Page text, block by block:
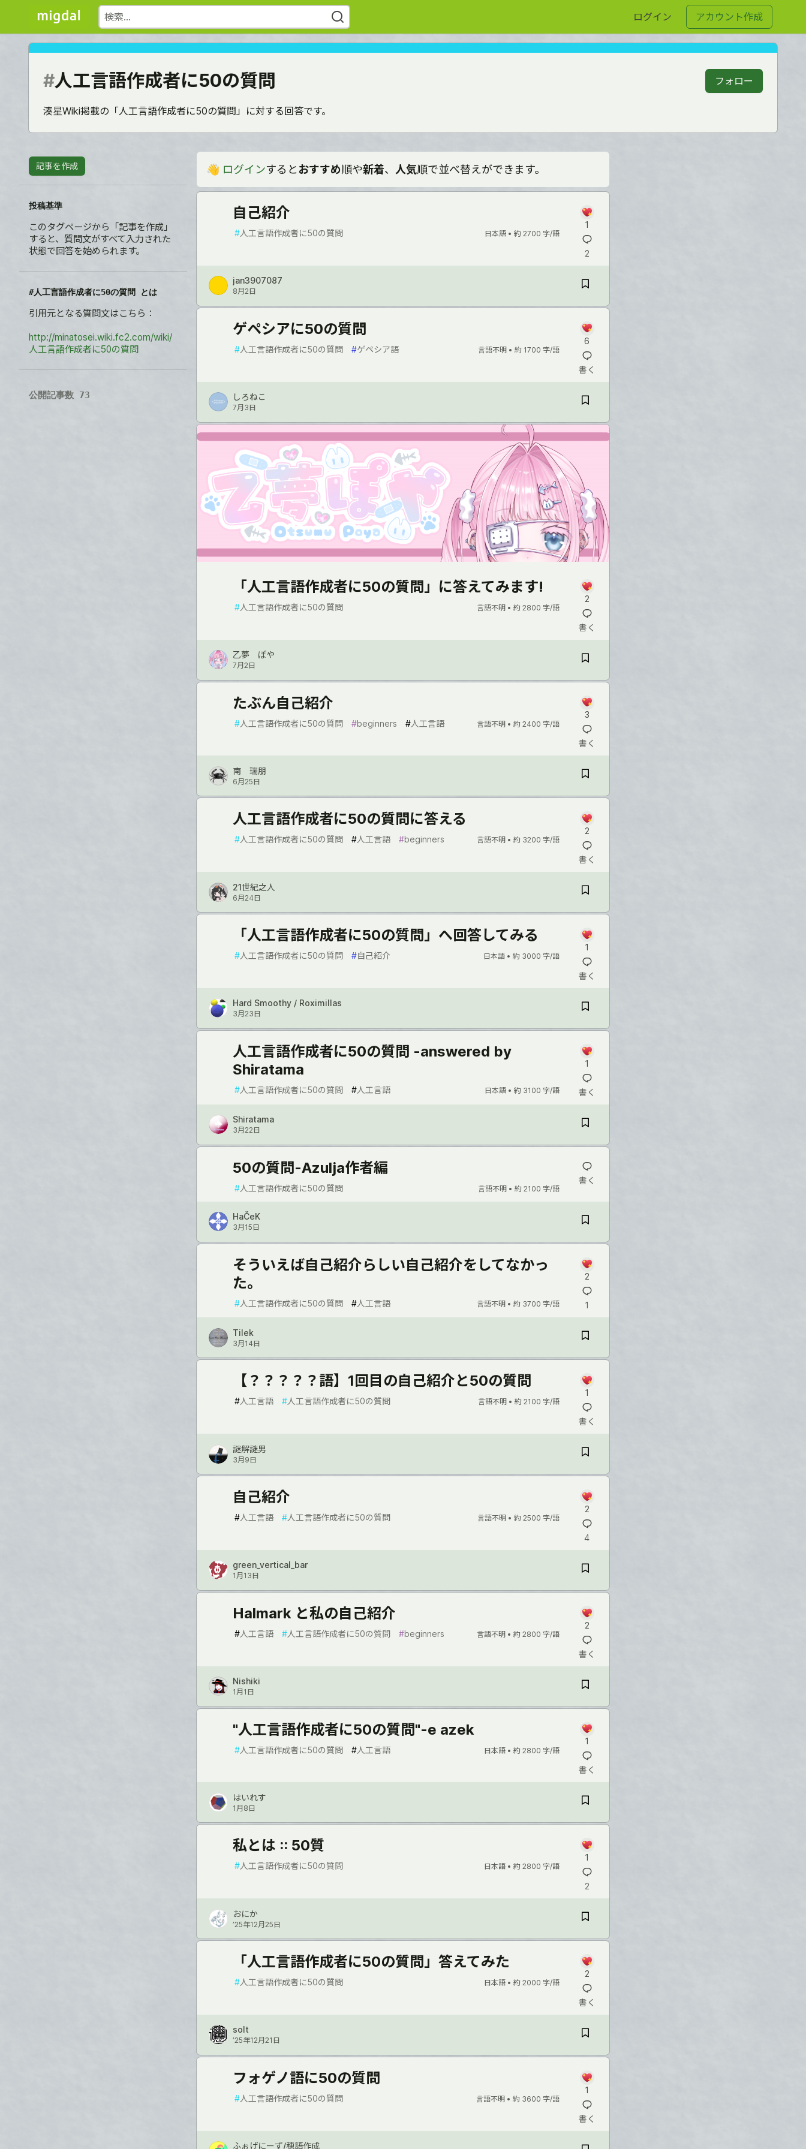
ログイン アカウント作成
#人工言語作成者に50の質問 フォロー
湊星Wiki掲載の「人工言語作成者に50の質問」に対する回答です。
記事を作成
投稿基準
このタグページから「記事を作成」
すると、質問文がすべて入力された
状態で回答を始められます。
#人工言語作成者に50の質問 とは
引用元となる質問文はこちら：
http://minatosei.wiki.fc2.com/wiki/
人工言語作成者に50の質問
公開記事数 73
👋 ログインするとおすすめ順や新着、 人気順で並べ替えができます。
自己紹介
#人工言語作成者に50の質問 日本語 • 約 2700 字/語
1
2
jan3907087
8月2日
ゲペシアに50の質問
#人工言語作成者に50の質問 #ゲペシア語 言語不明 • 約 1700 字/語
6
書く
しろねこ
7月3日
「人工言語作成者に50の質問」に答えてみます!
#人工言語作成者に50の質問 言語不明 • 約 2800 字/語
2
書く
乙夢 ぽや
7月2日
たぶん自己紹介
#人工言語作成者に50の質問 #beginners #人工言語 言語不明 • 約 2400 字/語
3
書く
南 瑞朋
6月25日
人工言語作成者に50の質問に答える
#人工言語作成者に50の質問 #人工言語 #beginners 言語不明 • 約 3200 字/語
2
書く
21世紀之人
6月24日
「人工言語作成者に50の質問」へ回答してみる
#人工言語作成者に50の質問 #自己紹介 日本語 • 約 3000 字/語
1
書く
Hard Smoothy / Roximillas
3月23日
人工言語作成者に50の質問 -answered by
Shiratama
#人工言語作成者に50の質問 #人工言語 日本語 • 約 3100 字/語
1
書く
Shiratama
3月22日
50の質問-Azulja作者編
#人工言語作成者に50の質問 言語不明 • 約 2100 字/語
書く
HaČeK
3月15日
そういえば自己紹介らしい自己紹介をしてなかっ
た。
#人工言語作成者に50の質問 #人工言語 言語不明 • 約 3700 字/語
2
1
Tilek
3月14日
【？？？？？語】1回目の自己紹介と50の質問
#人工言語 #人工言語作成者に50の質問 言語不明 • 約 2100 字/語
1
書く
謎解謎男
3月9日
自己紹介
#人工言語 #人工言語作成者に50の質問 言語不明 • 約 2500 字/語
2
4
green_vertical_bar
1月13日
Halmark と私の自己紹介
#人工言語 #人工言語作成者に50の質問 #beginners 言語不明 • 約 2800 字/語
2
書く
Nishiki
1月1日
"人工言語作成者に50の質問"-e azek
#人工言語作成者に50の質問 #人工言語 日本語 • 約 2800 字/語
1
書く
はいれす
1月8日
私とは :: 50質
#人工言語作成者に50の質問 日本語 • 約 2800 字/語
1
2
おにか
’25年12月25日
「人工言語作成者に50の質問」答えてみた
#人工言語作成者に50の質問 日本語 • 約 2000 字/語
2
書く
solt
’25年12月21日
フォゲノ語に50の質問
#人工言語作成者に50の質問 言語不明 • 約 3600 字/語
1
書く
ふぉげにーず/穂語作成